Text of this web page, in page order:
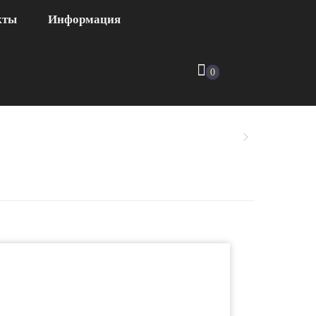
Информация
0